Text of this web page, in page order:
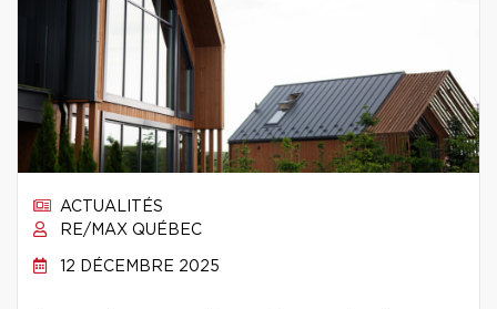
ACTUALITÉS
RE/MAX QUÉBEC
12 DÉCEMBRE 2025